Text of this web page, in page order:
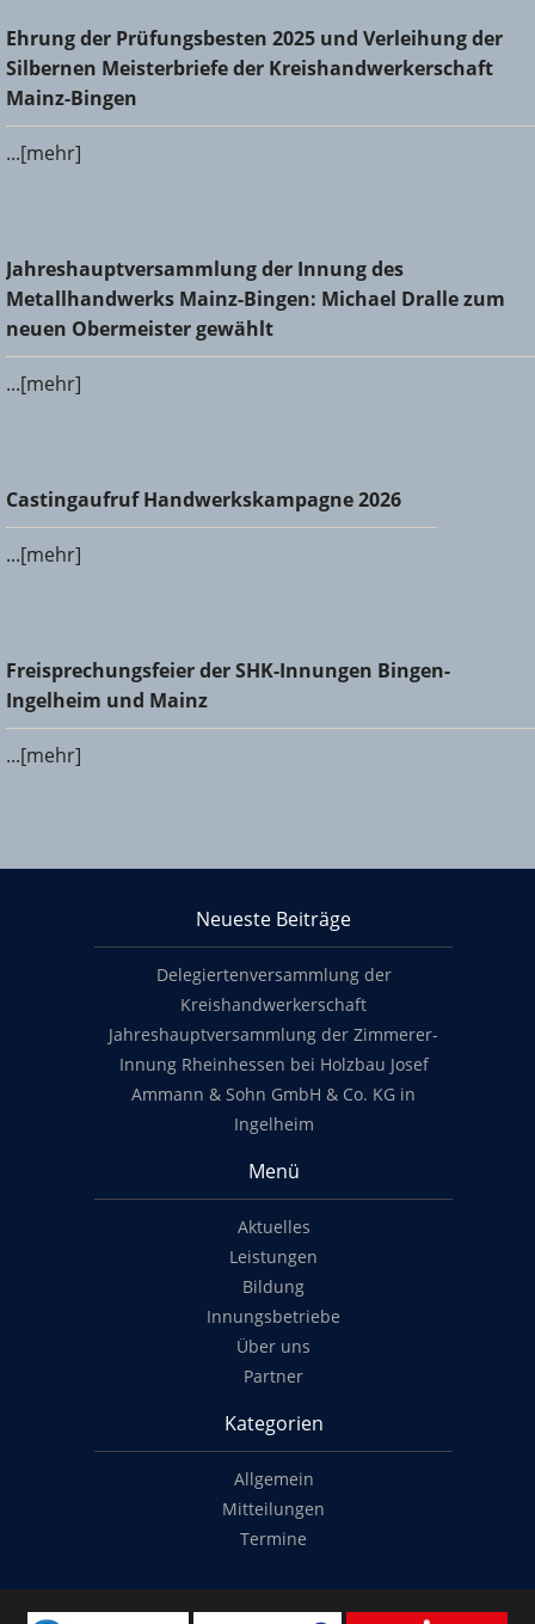
Ehrung der Prüfungsbesten 2025 und Verleihung der
Silbernen Meisterbriefe der Kreishandwerkerschaft Mainz-
Bingen
Ehrung der Prüfungsbesten 2025 und Verleihung der
Silbernen Meisterbriefe der Kreishandwerkerschaft
Mainz-Bingen
...[mehr]
Jahreshauptversammlung der Innung des
Metallhandwerks Mainz-Bingen: Michael Dralle zum neuen
Obermeister gewählt
Jahreshauptversammlung der Innung des
Metallhandwerks Mainz-Bingen: Michael Dralle zum
neuen Obermeister gewählt
...[mehr]
Castingaufruf Handwerkskampagne 2026
Castingaufruf Handwerkskampagne 2026
...[mehr]
Freisprechungsfeier der SHK-Innungen Bingen-Ingelheim
und Mainz
Freisprechungsfeier der SHK-Innungen Bingen-
Ingelheim und Mainz
...[mehr]
Neueste Beiträge
Delegiertenversammlung der
Kreishandwerkerschaft
Jahreshauptversammlung der Zimmerer-
Innung Rheinhessen bei Holzbau Josef
Ammann & Sohn GmbH & Co. KG in
Ingelheim
Menü
Aktuelles
Leistungen
Bildung
Innungsbetriebe
Über uns
Partner
Kategorien
Allgemein
Mitteilungen
Termine